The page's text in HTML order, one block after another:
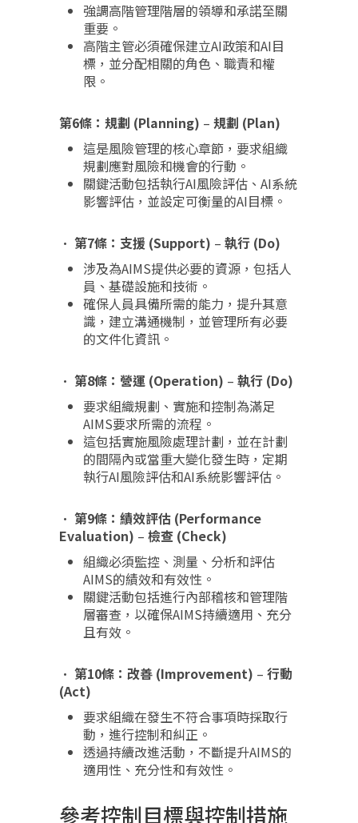
強調高階管理階層的領導和承諾至關
重要。
高階主管必須確保建立AI政策和AI目
標，並分配相關的角色、職責和權
限。
第6條：規劃 (Planning) – 規劃 (Plan)
這是風險管理的核心章節，要求組織
規劃應對風險和機會的行動。
關鍵活動包括執行AI風險評估、AI系統
影響評估，並設定可衡量的AI目標。
• 第7條：支援 (Support) – 執行 (Do)
涉及為AIMS提供必要的資源，包括人
員、基礎設施和技術。
確保人員具備所需的能力，提升其意
識，建立溝通機制，並管理所有必要
的文件化資訊。
• 第8條：營運 (Operation) – 執行 (Do)
要求組織規劃、實施和控制為滿足
AIMS要求所需的流程。
這包括實施風險處理計劃，並在計劃
的間隔內或當重大變化發生時，定期
執行AI風險評估和AI系統影響評估。
• 第9條：績效評估 (Performance
Evaluation) – 檢查 (Check)
組織必須監控、測量、分析和評估
AIMS的績效和有效性。
關鍵活動包括進行內部稽核和管理階
層審查，以確保AIMS持續適用、充分
且有效。
• 第10條：改善 (Improvement) – 行動
(Act)
要求組織在發生不符合事項時採取行
動，進行控制和糾正。
透過持續改進活動，不斷提升AIMS的
適用性、充分性和有效性。
參考控制目標與控制措施